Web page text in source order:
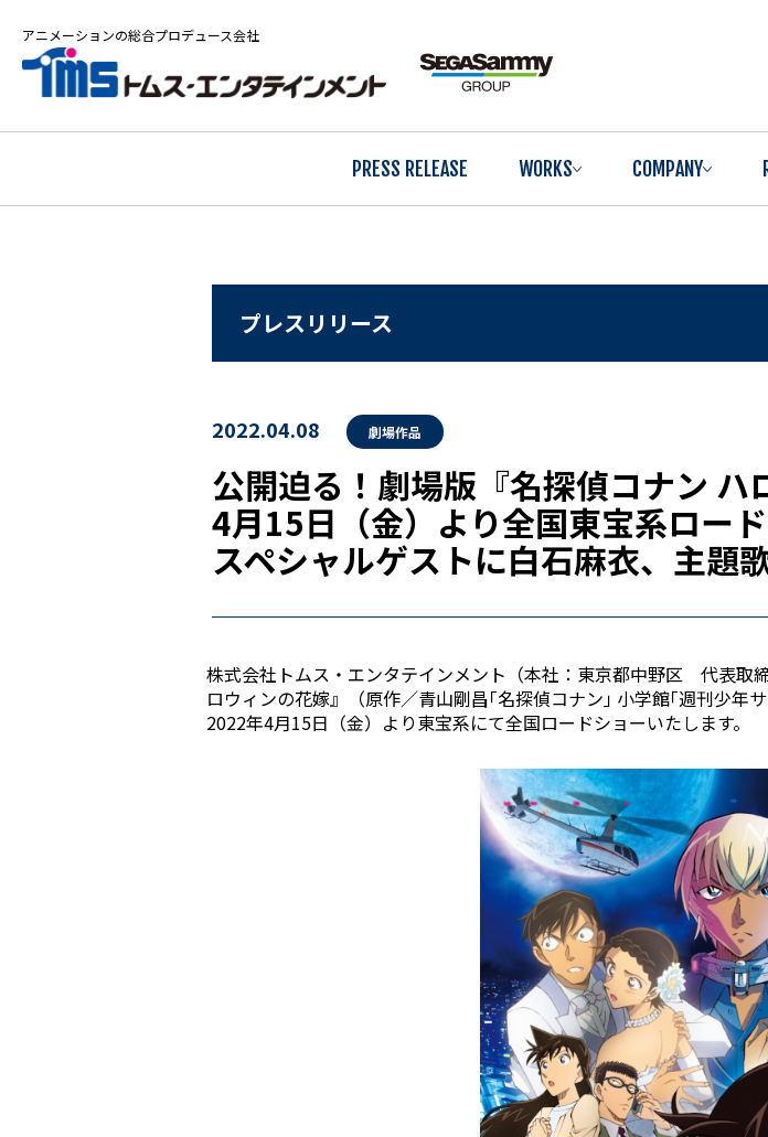
アニメーションの総合プロデュース会社
PRESS RELEASE WORKS COMPANY
プレスリリース
2022.04.08 劇場作品
公開迫る！劇場版『名探偵コナン ハ
4月15日（金）より全国東宝系ロード
スペシャルゲストに白石麻衣、主題
株式会社トムス・エンタテインメント（本社：東京都中野区 代表
ロウィンの花嫁』（原作／青山剛昌｢名探偵コナン｣ 小学館｢週刊少年
2022年4月15日（金）より東宝系にて全国ロードショーいたします。